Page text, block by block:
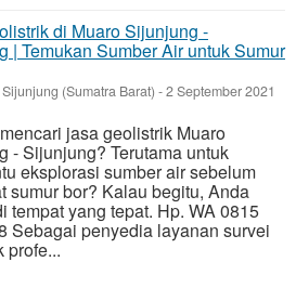
di Muaro Sijunjung -
| Temukan Sumber Air untuk Sumur
Sijunjung (Sumatra Barat) -2 September 2021
jasa geolistrik Muaro
- Sijunjung? Terutama untuk
eksplorasi sumber air sebelum
sumur bor? Kalau begitu, Anda
tempat yang tepat. Hp. WA 0815
Sebagai penyedia layanan survei
profe...